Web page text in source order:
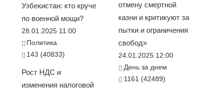
Узбекистан: кто круче
по военной мощи?
28.01.2025 11:00
Политика
143 (40833)
Рост НДС и
изменения налоговой
отмену смертной
казни и критикуют за
пытки и ограничения
свобод»
24.01.2025 12:00
День за днем
1161 (42489)